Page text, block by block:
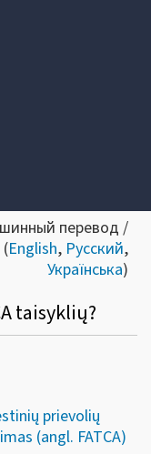
перевод /
English, Русский,
Українська)
taisyklių?
prievolių
(angl. FATCA)